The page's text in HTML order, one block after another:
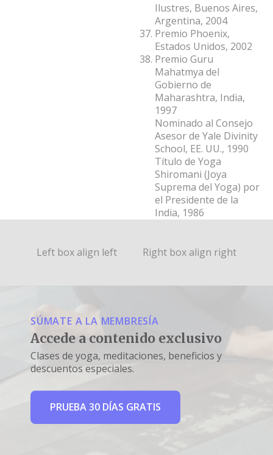
Ilustres, Buenos Aires,
Argentina, 2004
Premio Phoenix,
Estados Unidos, 2002
Premio Guru
Mahatmya del
Gobierno de
Maharashtra, India,
1997
Nominado al Consejo
Asesor de Yale Divinity
School, EE. UU., 1990
Título de Yoga
Shiromani (Joya
Suprema del Yoga) por
el Presidente de la
India, 1986
Left box align left Right box align right
SÚMATE A LA MEMBRESÍA
Accede a contenido exclusivo
Clases de yoga, meditaciones, beneficios y
descuentos especiales.
PRUEBA 30 DÍAS GRATIS